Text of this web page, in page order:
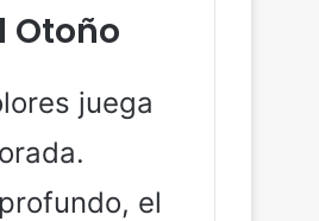
Otoño
juega
el